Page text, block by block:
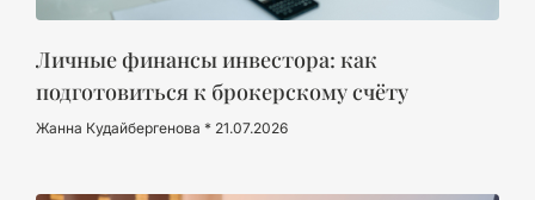
Личные финансы инвестора: как
подготовиться к брокерскому счёту
Жанна Кудайбергенова 21.07.2026